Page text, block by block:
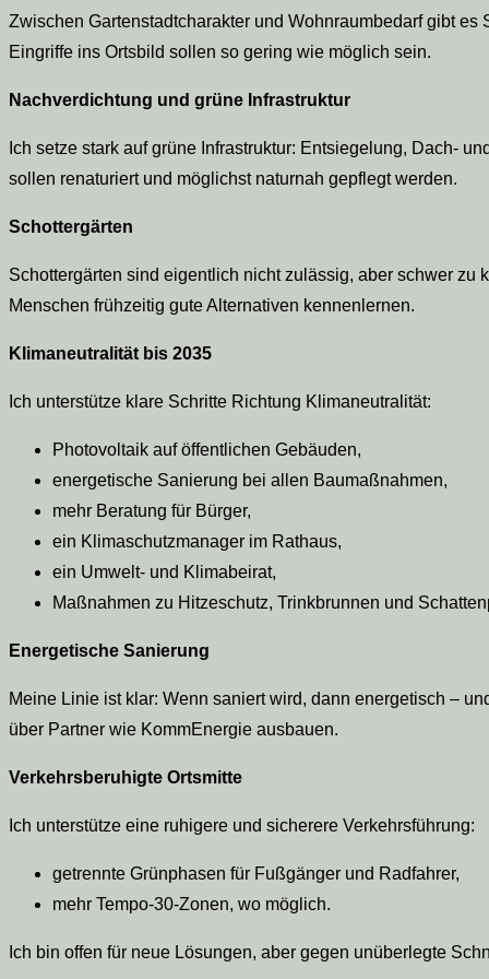
Zwischen Gartenstadtcharakter und Wohnraumbedarf gibt
Eingriffe ins Ortsbild sollen so gering wie möglich sein.
Nachverdichtung und grüne Infrastruktur
Ich setze stark auf grüne Infrastruktur: Entsiegelung, Dach-
sollen renaturiert und möglichst naturnah gepflegt werden.
Schottergärten
Schottergärten sind eigentlich nicht zulässig, aber schwer
Menschen frühzeitig gute Alternativen kennenlernen.
Klimaneutralität bis 2035
Ich unterstütze klare Schritte Richtung Klimaneutralität:
Photovoltaik auf öffentlichen Gebäuden,
energetische Sanierung bei allen Baumaßnahmen,
mehr Beratung für Bürger,
ein Klimaschutzmanager im Rathaus,
ein Umwelt- und Klimabeirat,
Maßnahmen zu Hitzeschutz, Trinkbrunnen und
Energetische Sanierung
Meine Linie ist klar: Wenn saniert wird, dann energetisch –
über Partner wie KommEnergie ausbauen.
Verkehrsberuhigte Ortsmitte
Ich unterstütze eine ruhigere und sicherere Verkehrsführung:
getrennte Grünphasen für Fußgänger und Radfahrer,
mehr Tempo-30-Zonen, wo möglich.
Ich bin offen für neue Lösungen, aber gegen unüberlegte